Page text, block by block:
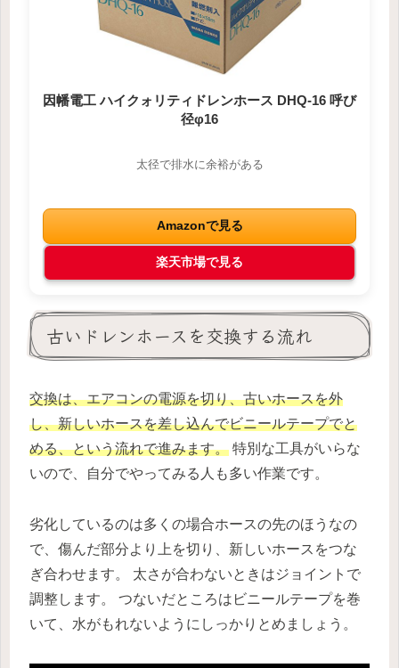
因幡電工 ハイクォリティドレンホース DHQ-16 呼び
径φ16
太径で排水に余裕がある
Amazonで見る
楽天市場で見る
古いドレンホースを交換する流れ
交換は、エアコンの電源を切り、古いホースを外
し、新しいホースを差し込んでビニールテープでと
める、という流れで進みます。 特別な工具がいらな
いので、自分でやってみる人も多い作業です。
劣化しているのは多くの場合ホースの先のほうなの
で、傷んだ部分より上を切り、新しいホースをつな
ぎ合わせます。 太さが合わないときはジョイントで
調整します。 つないだところはビニールテープを巻
いて、水がもれないようにしっかりとめましょう。